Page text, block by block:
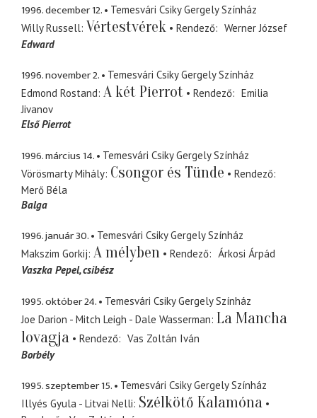
1996. december 12.
Temesvári Csiky Gergely Színház
Willy Russell Vértestvérek Rendező
Werner József
Edward
1996. november 2.
Temesvári Csiky Gergely Színház
Edmond Rostand A két Pierrot Rendező
Emilia
Jivanov
Első Pierrot
1996. március 14.
Temesvári Csiky Gergely Színház
Vörösmarty Mihály Csongor és Tünde
Rendező
Merő Béla
Balga
1996. január 30.
Temesvári Csiky Gergely Színház
Makszim Gorkij A mélyben Rendező
Árkosi Árpád
Vaszka Pepel csibész
1995. október 24.
Temesvári Csiky Gergely Színház
Joe Darion - Mitch Leigh - Dale Wasserman La Mancha
lovagja
Rendező
Vas Zoltán Iván
Borbély
1995. szeptember 15.
Temesvári Csiky Gergely Színház
Illyés Gyula - Litvai Nelli Szélkötő Kalamóna